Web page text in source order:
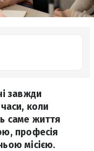
завжди
коли
саме життя
професія
місією.